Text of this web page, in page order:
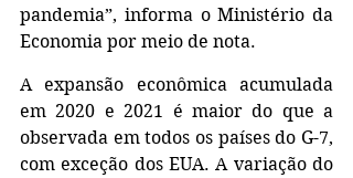
pandemia”, informa o Ministério da
Economia por meio de nota.
A expansão econômica acumulada
em 2020 e 2021 é maior do que a
observada em todos os países do G-7,
com exceção dos EUA. A variação do